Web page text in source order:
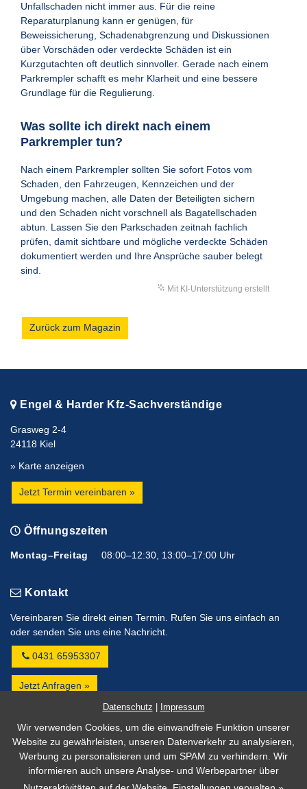
Unfallschaden nicht immer aus. Für die reine
Reparaturplanung kann er genügen, für
Beweissicherung, Schadenabgrenzung und Diskussionen
über Vorschäden oder verdeckte Schäden ist ein
Kurzgutachten oft deutlich sinnvoller. Gerade nach einem
Parkrempler schafft es mehr Klarheit und eine bessere
Grundlage für die Regulierung.
Was sollte ich direkt nach einem
Parkrempler tun?
Nach einem Parkrempler sollten Sie sofort Fotos vom
Schaden, den Fahrzeugen, Kennzeichen und der
Umgebung machen, alle Daten der Beteiligten sichern
und den Schaden nicht vorschnell als Bagatellschaden
abtun. Lassen Sie den Parkschaden zeitnah fachlich
prüfen, damit sichtbare und mögliche verdeckte Schäden
dokumentiert werden und Ihre Ansprüche sauber belegt
sind.
Mit KI-Unterstützung erstellt
Zurück zum Magazin
Engel & Harder Kfz-Sachverständige
Grasweg 2-4
24118 Kiel
» Karte anzeigen
Jetzt Termin vereinbaren »
Öffnungszeiten
Montag–Freitag 08:00–12:30, 13:00–17:00 Uhr
Kontakt
Vereinbaren Sie direkt einen Termin. Rufen Sie uns einfach an
oder senden Sie uns eine Nachricht.
0431 65953307
Jetzt Anfragen »
Impressum
Datenschutz
Barrierefreiheit
Cookie Einstellungen
Datenschutz Impressum
Wir verwenden Cookies, um die einwandfreie Funktion unserer
Website zu gewährleisten, unseren Datenverkehr zu analysieren,
Werbung zu personalisieren und um SPAM zu verhindern. Wir
informieren auch unsere Analyse- und Werbepartner über